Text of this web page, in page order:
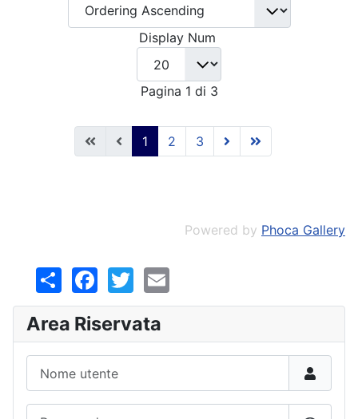
Display Num
Pagina 1 di 3
1 2 3
Powered by Phoca Gallery
ShareFacebook
Twitter
Area Riservata